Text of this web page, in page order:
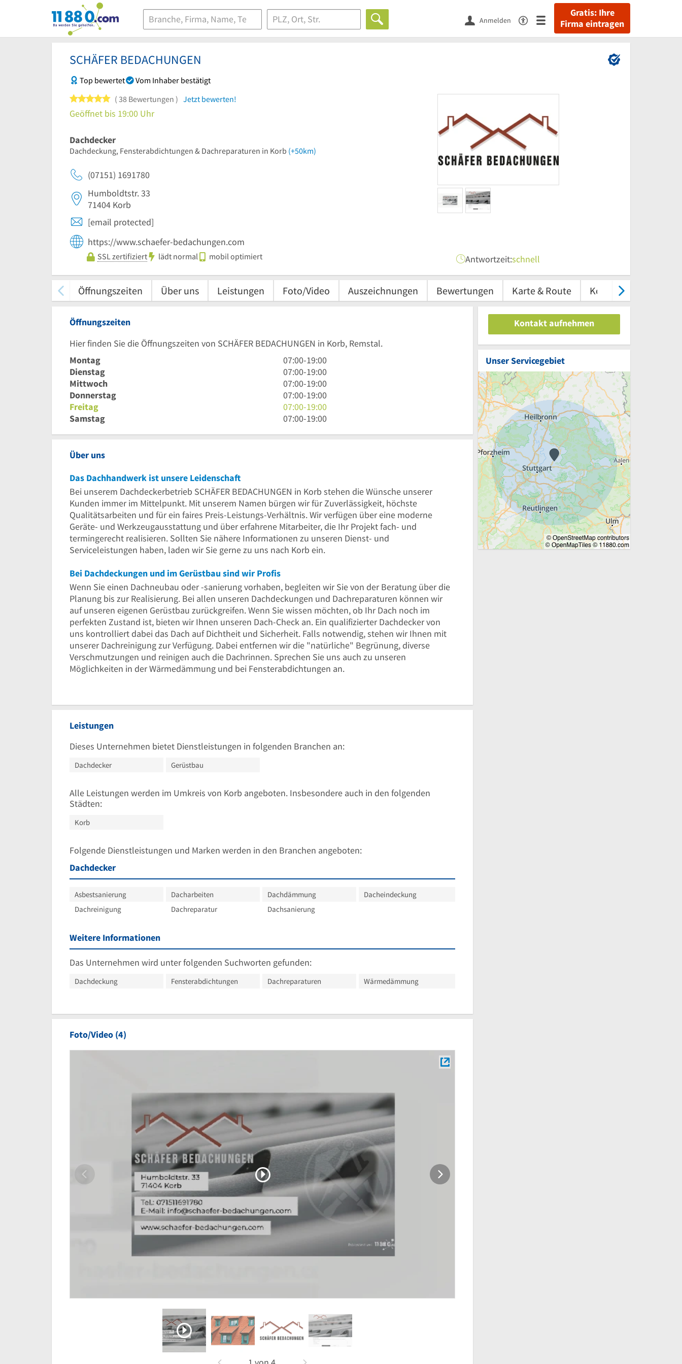
11880.com
Gratis: Ihre
Firma eintragen
Anmelden
SCHÄFER BEDACHUNGEN
Top bewertet Vom Inhaber bestätigt
5 von 5 Sternen
38 Bewertungen Jetzt bewerten!
Geöffnet bis 19:00 Uhr
Dachdecker
Dachdeckung, Fensterabdichtungen & Dachreparaturen in Korb (+50km)
(07151) 1691780
Humboldtstr. 33
71404 Korb
[email protected]
https://www.schaefer-bedachungen.com
SSL zertifiziert lädt normal mobil optimiert Antwortzeit:schnell
Öffnungszeiten Über uns Leistungen Foto/Video Auszeichnungen Bewertungen Karte & Route Kontakt
Öffnungszeiten
Hier finden Sie die Öffnungszeiten von SCHÄFER BEDACHUNGEN in Korb, Remstal.
Montag
7
Uhr
bis
19
Uhr
07:00-19:00
Dienstag
7
Uhr
bis
19
Uhr
07:00-19:00
Mittwoch
7
Uhr
bis
19
07:00-19:00
Donnerstag
7
Uhr
bis
07:00-19:00
Freitag
7
Uhr
07:00-19:00
Samstag
7
07:00-19:00
Über uns
Das Dachhandwerk ist unsere Leidenschaft
Bei unserem Dachdeckerbetrieb SCHÄFER BEDACHUNGEN in Korb stehen die Wünsche unserer
Kunden immer im Mittelpunkt. Mit unserem Namen bürgen wir für Zuverlässigkeit, höchste
Qualitätsarbeiten und für ein faires Preis-Leistungs-Verhältnis. Wir verfügen über eine moderne
Geräte- und Werkzeugausstattung und über erfahrene Mitarbeiter, die Ihr Projekt fach- und
termingerecht realisieren. Sollten Sie nähere Informationen zu unseren Dienst- und
Serviceleistungen haben, laden wir Sie gerne zu uns nach Korb ein.
Bei Dachdeckungen und im Gerüstbau sind wir Profis
Wenn Sie einen Dachneubau oder -sanierung vorhaben, begleiten wir Sie von der Beratung über die
Planung bis zur Realisierung. Bei allen unseren Dachdeckungen und Dachreparaturen können wir
auf unseren eigenen Gerüstbau zurückgreifen. Wenn Sie wissen möchten, ob Ihr Dach noch im
perfekten Zustand ist, bieten wir Ihnen unseren Dach-Check an. Ein qualifizierter Dachdecker von
uns kontrolliert dabei das Dach auf Dichtheit und Sicherheit. Falls notwendig, stehen wir Ihnen mit
unserer Dachreinigung zur Verfügung. Dabei entfernen wir die "natürliche" Begrünung, diverse
Verschmutzungen und reinigen auch die Dachrinnen. Sprechen Sie uns auch zu unseren
Möglichkeiten in der Wärmedämmung und bei Fensterabdichtungen an.
Leistungen
Dieses Unternehmen bietet Dienstleistungen in folgenden Branchen an:
Dachdecker Gerüstbau
Alle Leistungen werden im Umkreis von Korb angeboten. Insbesondere auch in den folgenden
Städten:
Korb
Folgende Dienstleistungen und Marken werden in den Branchen angeboten:
Dachdecker
Asbestsanierung Dacharbeiten Dachdämmung
Dacheindeckung
Dachreinigung
Dachreparatur Dachsanierung
Weitere Informationen
Das Unternehmen wird unter folgenden Suchworten gefunden:
Dachdeckung Fensterabdichtungen Dachreparaturen Wärmedämmung
Foto/Video (4)
Kontakt aufnehmen
Unser Servicegebiet